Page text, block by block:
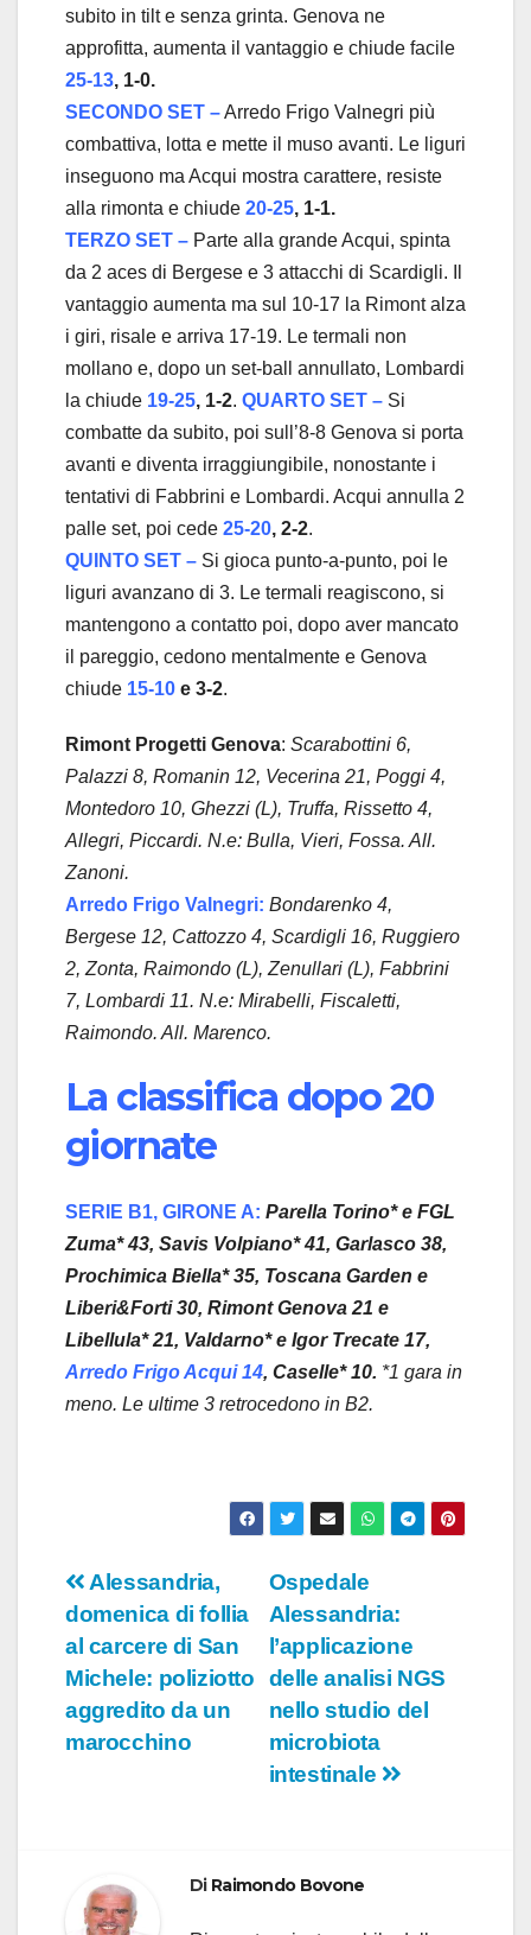
subito in tilt e senza grinta. Genova ne
approfitta, aumenta il vantaggio e chiude facile
25-13, 1-0.
SECONDO SET –Arredo Frigo Valnegri più
combattiva, lotta e mette il muso avanti. Le liguri
inseguono ma Acqui mostra carattere, resiste
alla rimonta e chiude 20-25, 1-1.
TERZO SET – Parte alla grande Acqui, spinta
da 2 aces di Bergese e 3 attacchi di Scardigli. Il
vantaggio aumenta ma sul 10-17 la Rimont alza
i giri, risale e arriva 17-19. Le termali non
mollano e, dopo un set-ball annullato, Lombardi
la chiude 19-25, 1-2. QUARTO SET – Si
combatte da subito, poi sull’8-8 Genova si porta
avanti e diventa irraggiungibile, nonostante i
tentativi di Fabbrini e Lombardi. Acqui annulla 2
palle set, poi cede 25-20, 2-2.
QUINTO SET – Si gioca punto-a-punto, poi le
liguri avanzano di 3. Le termali reagiscono, si
mantengono a contatto poi, dopo aver mancato
il pareggio, cedono mentalmente e Genova
chiude 15-10 e 3-2.
Rimont Progetti Genova: Scarabottini 6,
Palazzi 8, Romanin 12, Vecerina 21, Poggi 4,
Montedoro 10, Ghezzi (L), Truffa, Rissetto 4,
Allegri, Piccardi. N.e: Bulla, Vieri, Fossa. All.
Zanoni.
Arredo Frigo Valnegri: Bondarenko 4,
Bergese 12, Cattozzo 4, Scardigli 16, Ruggiero
2, Zonta, Raimondo (L), Zenullari (L), Fabbrini
7, Lombardi 11. N.e: Mirabelli, Fiscaletti,
Raimondo. All. Marenco.
La classifica dopo 20
giornate
SERIE B1, GIRONE A: Parella Torino* e FGL
Zuma* 43, Savis Volpiano* 41, Garlasco 38,
Prochimica Biella* 35, Toscana Garden e
Liberi&Forti 30, Rimont Genova 21 e
Libellula* 21, Valdarno* e Igor Trecate 17,
Arredo Frigo Acqui 14, Caselle* 10. *1 gara in
meno. Le ultime 3 retrocedono in B2.
Navigazione
articoli
Ospedale
Alessandria:
l’applicazione
delle analisi NGS
nello studio del
microbiota
intestinale
Alessandria,
domenica di follia
al carcere di San
Michele: poliziotto
aggredito da un
marocchino
Di Raimondo Bovone